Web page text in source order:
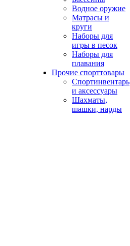
Водное оружие
Матрасы и
круги
Наборы для
игры в песок
Наборы для
плавания
Прочие спорттовары
Спортинвентарь
и аксессуары
Шахматы,
шашки, нарды